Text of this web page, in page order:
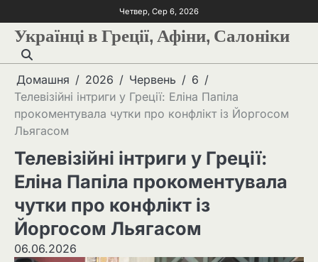
Четвер, Сер 6, 2026
Українці в Греції, Афіни, Салоніки
Домашня 2026 Червень
6
Телевізійні інтриги у Греції: Еліна Папіла
прокоментувала чутки про конфлікт із Йоргосом
Льягасом
Телевізійні інтриги у Греції:
Еліна Папіла прокоментувала
чутки про конфлікт із
Йоргосом Льягасом
06.06.2026